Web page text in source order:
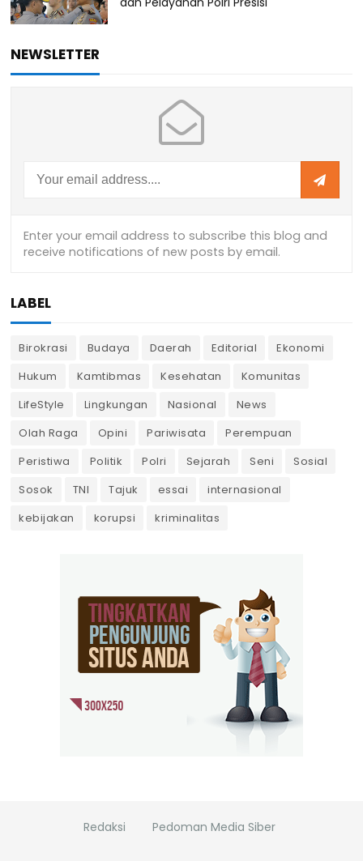
NEWSLETTER
LABEL
Birokrasi Budaya Daerah Editorial
Ekonomi
Hukum
Kamtibmas Kesehatan
Komunitas
LifeStyle
Lingkungan Nasional
News
Olah Raga
Opini Pariwisata
Perempuan
Peristiwa
Politik Polri Sejarah Seni
Sosial
Sosok
TNI Tajuk essai
internasional
kebijakan
korupsi kriminalitas
Redaksi Pedoman Media Siber